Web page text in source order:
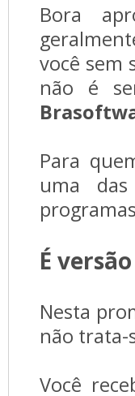
Bora
você sem
não é
Para
uma
É
Nesta
não trata-
Você